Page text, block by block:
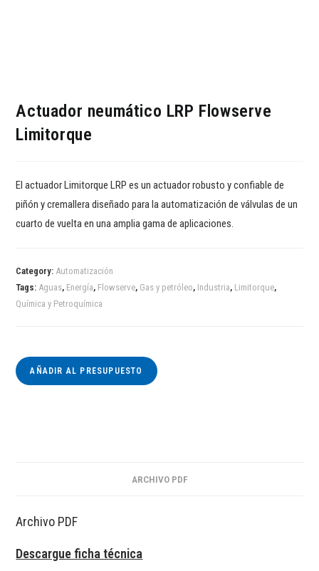
Actuador neumático LRP Flowserve
Limitorque
El actuador Limitorque LRP es un actuador robusto y confiable de
piñón y cremallera diseñado para la automatización de válvulas de un
cuarto de vuelta en una amplia gama de aplicaciones.
Category: Automatización
Tags: Aguas, Energía, Flowserve, Gas y petróleo, Industria, Limitorque,
Química y Petroquímica
AÑADIR AL PRESUPUESTO
ARCHIVO PDF
Archivo PDF
Descargue ficha técnica